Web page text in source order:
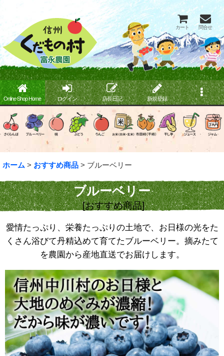
カート 問合せ
Online Shop Home ログイン 店長日記 新規登録
ホーム > おすすめ商品 > ブルーベリー
ブルーベリー
[おすすめ商品]
愛情たっぷり、栄養たっぷりの土地で、お日様の光をた
くさん浴びて丹精込めて育てたブルーベリー。摘みたて
を農園から産地直送でお届けします。